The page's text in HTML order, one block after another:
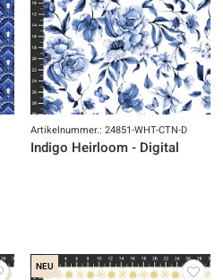
Artikelnummer.: 24851-WHT-CTN-D
Indigo Heirloom - Digital
NEU